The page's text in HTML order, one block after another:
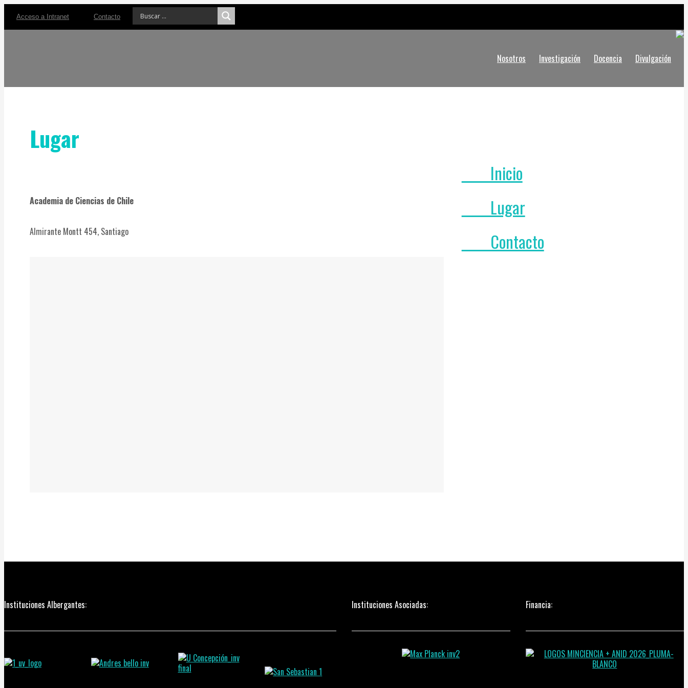
Acceso a Intranet Contacto
Nosotros Investigación Docencia Divulgación
Lugar
Academia de Ciencias de Chile
Almirante Montt 454, Santiago
Inicio
Lugar
Contacto
Instituciones Albergantes: Instituciones Asociadas: Financia: